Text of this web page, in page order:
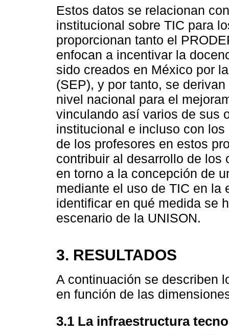
Estos datos se relacionan
institucional sobre TIC para
proporcionan tanto el
enfocan a incentivar la
sido creados en México por
(SEP), y por tanto, se
nivel nacional para el
vinculando así varios de sus
institucional e incluso con
de los profesores en estos
contribuir al desarrollo de
en torno a la concepción de
mediante el uso de TIC en la
identificar en qué medida se
escenario de la UNISON.
3. RESULTADOS
A continuación se describen
en función de las
3.1 La infraestructura